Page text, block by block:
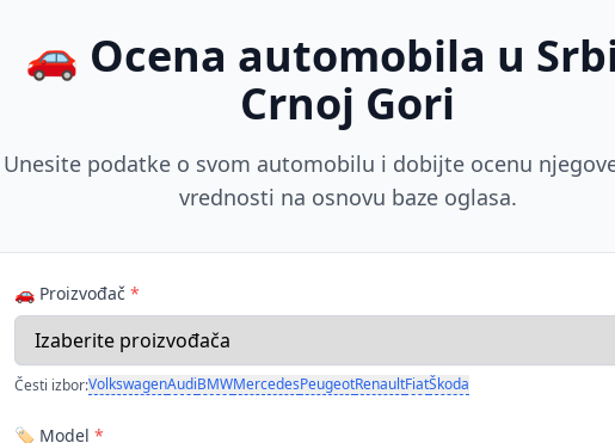
🚗 Ocena automobila u
Crnoj Gori
Unesite podatke o svom automobilu i dobijte ocenu
vrednosti na osnovu baze oglasa.
🚗 Proizvođač *
Česti izbor:VolkswagenAudiBMWMercedesPeugeotRenaultFiatŠkoda
🏷️ Model *